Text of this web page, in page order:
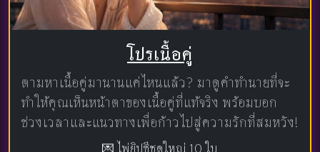
โปรเนื้อคู่
ตามหาเนื้อคู่มานานแค่ไหนแล้ว? มาดูคำทำนายที่จะ
ทำให้คุณเห็นหน้าตาของเนื้อคู่ที่แท้จริง พร้อมบอก
ช่วงเวลาและแนวทางเพื่อก้าวไปสู่ความรักที่สมหวัง!
💌 ไพ่ยิปซีชุดใหญ่ 10 ใบ